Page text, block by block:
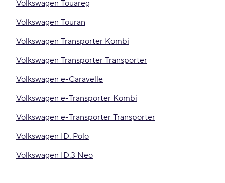
Volkswagen Touareg
Volkswagen Touran
Volkswagen Transporter Kombi
Volkswagen Transporter Transporter
Volkswagen e-Caravelle
Volkswagen e-Transporter Kombi
Volkswagen e-Transporter Transporter
Volkswagen ID. Polo
Volkswagen ID.3 Neo